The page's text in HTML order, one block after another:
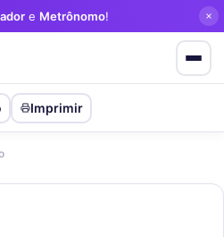
e Metrônomo!
Imprimir